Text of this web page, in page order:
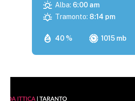
40 % 1015 mb
Alba: 6:00 am
Tramonto: 8:14 pm